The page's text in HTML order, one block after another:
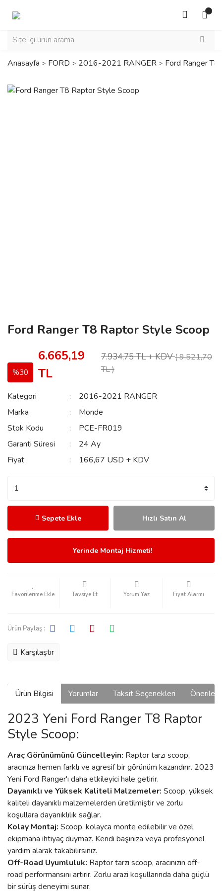
Anasayfa FORD 2016-2021 RANGER Ford Ranger
Ford Ranger T8 Raptor Style Scoop
%30
6.665,19
TL
7.934,75 TL + KDV( 9.521,70
TL )
Kategori
2016-2021 RANGER
Marka
Monde
Stok Kodu
PCE-FR019
Garanti Süresi
24 Ay
Fiyat
166,67 USD + KDV
Sepete Ekle Hızlı Satın Al
Yerinde Montaj Hizmeti!
Tavsiye Et Yorum Yaz Fiyat Alarmı
Ürün Paylaş :
Karşılaştır
Ürün Bilgisi Yorumlar Taksit Seçenekleri
2023 Yeni Ford Ranger T8 Raptor
Style Scoop:
Araç Görünümünü Güncelleyin: Raptor tarzı scoop,
aracınıza hemen farklı ve agresif bir görünüm kazandırır. 2023
Yeni Ford Ranger'ı daha etkileyici hale getirir.
Dayanıklı ve Yüksek Kaliteli Malzemeler: Scoop, yüksek
kaliteli dayanıklı malzemelerden üretilmiştir ve zorlu
koşullara dayanıklılık sağlar.
Kolay Montaj: Scoop, kolayca monte edilebilir ve özel
ekipmana ihtiyaç duymaz. Kendi başınıza veya profesyonel
yardım alarak takabilirsiniz.
Off-Road Uyumluluk: Raptor tarzı scoop, aracınızın off-
road performansını artırır. Zorlu arazi koşullarında daha güçlü
bir sürüş deneyimi sunar.